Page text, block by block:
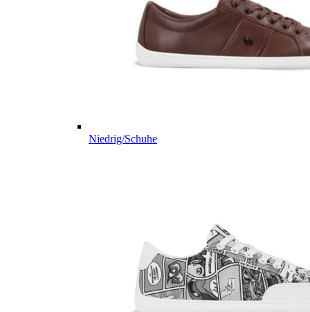
Niedrig/Schuhe